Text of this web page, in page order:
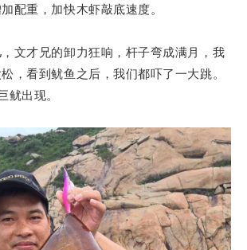
配重，加快木虾敲底速度。
文才兄的卸力狂响，杆子弯成满月，我
，看到鱿鱼之后，我们都吓了一大跳。
鱿出现。